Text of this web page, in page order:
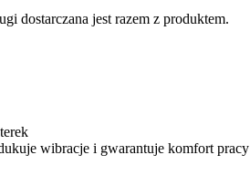
dostarczana jest razem z produktem.
wibracje i gwarantuje komfort pracy